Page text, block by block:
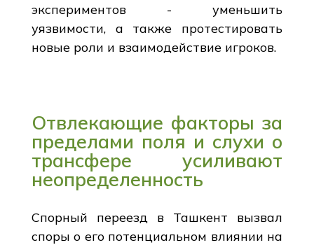
экспериментов - уменьшить
уязвимости, а также протестировать
новые роли и взаимодействие игроков.
Отвлекающие факторы за
пределами поля и слухи о
трансфере усиливают
неопределенность
Спорный переезд в Ташкент вызвал
споры о его потенциальном влиянии на